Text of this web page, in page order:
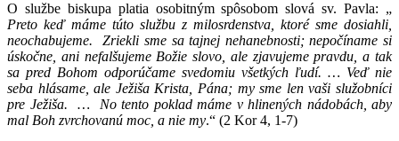
O službe biskupa platia osobitným spôsobom slová sv. Pavla: „
Preto keď máme túto službu z milosrdenstva, ktoré sme dosiahli,
neochabujeme. Zriekli sme sa tajnej nehanebnosti; nepočíname si
úskočne, ani nefalšujeme Božie slovo, ale zjavujeme pravdu, a tak
sa pred Bohom odporúčame svedomiu všetkých ľudí. … Veď nie
seba hlásame, ale Ježiša Krista, Pána; my sme len vaši služobníci
pre Ježiša. … No tento poklad máme v hlinených nádobách, aby
mal Boh zvrchovanú moc, a nie my.“ (2 Kor 4, 1-7)